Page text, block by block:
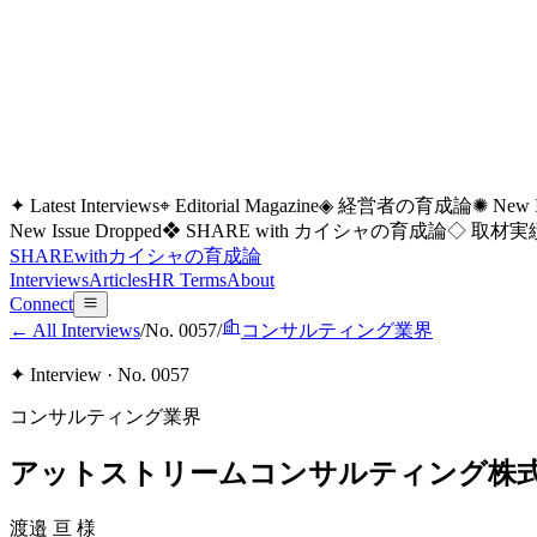
✦ Latest Interviews⌖ Editorial Magazine◈ 経営者の育成論✺ New
New Issue Dropped❖ SHARE with カイシャの育成論◇ 取材実
SHAREwithカイシャの育成論
InterviewsArticlesHR TermsAbout
Connect
← All Interviews/No. 0057/ コンサルティング業界
✦ Interview · No. 0057
コンサルティング業界
アットストリームコンサルティング株
渡邉 亘 様